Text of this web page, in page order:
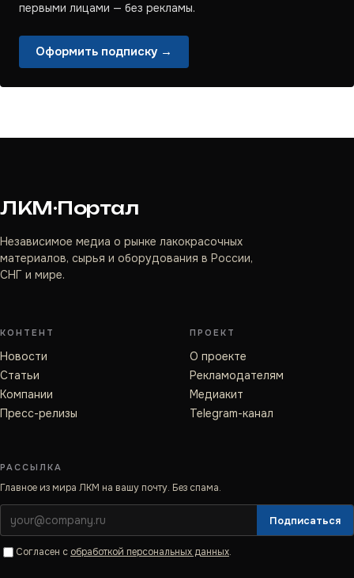
первыми лицами — без рекламы.
Оформить подписку →
ЛКМ·Портал
Независимое медиа о рынке лакокрасочных
материалов, сырья и оборудования в России,
СНГ и мире.
КОНТЕНТ
Новости
Статьи
Компании
Пресс-релизы
ПРОЕКТ
О проекте
Рекламодателям
Медиакит
Telegram-канал
РАССЫЛКА
Главное из мира ЛКМ на вашу почту. Без спама.
Подписаться
Согласен с обработкой персональных данных.